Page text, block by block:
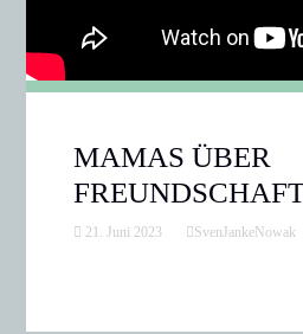
MAMAS ÜBER
21. Juni 2023 SvenJankeNowak